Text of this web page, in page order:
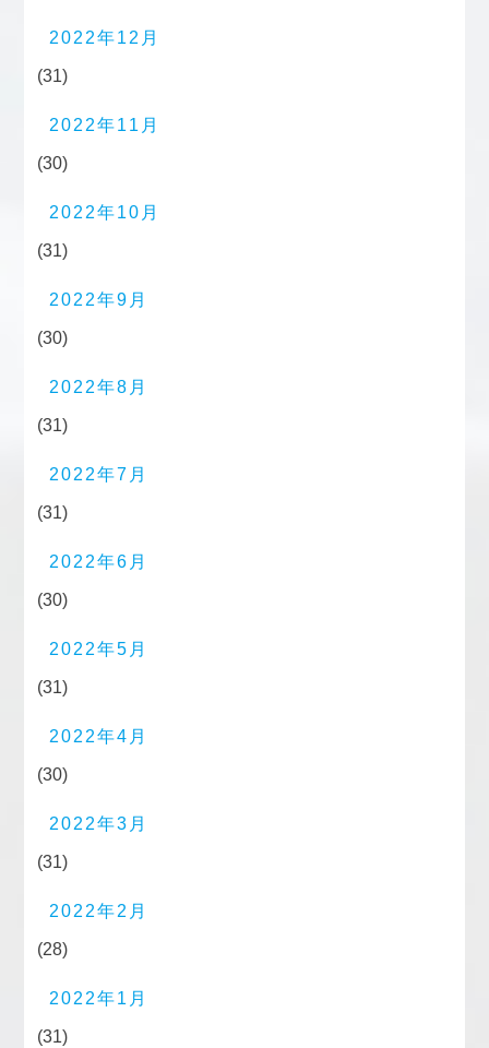
2022年12月
(31)
2022年11月
(30)
2022年10月
(31)
2022年9月
(30)
2022年8月
(31)
2022年7月
(31)
2022年6月
(30)
2022年5月
(31)
2022年4月
(30)
2022年3月
(31)
2022年2月
(28)
2022年1月
(31)